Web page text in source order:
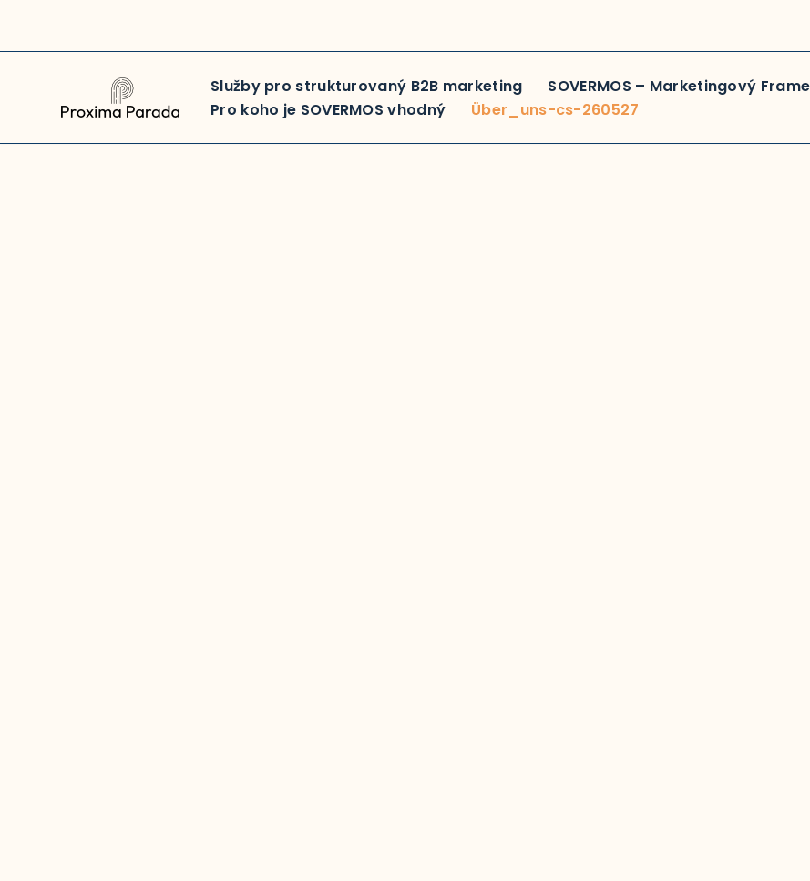
Přeskočit
obsah
Služby pro strukturovaný B2B marketing
SOVERMOS – Marketingový
Pro koho je SOVERMOS vhodný
Über_uns-cs-260527